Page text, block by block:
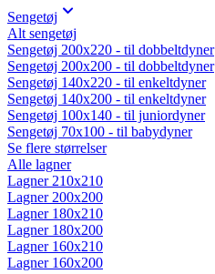
Sengetøj
Alt sengetøj
Sengetøj 200x220 - til dobbeltdyner
Sengetøj 200x200 - til dobbeltdyner
Sengetøj 140x220 - til enkeltdyner
Sengetøj 140x200 - til enkeltdyner
Sengetøj 100x140 - til juniordyner
Sengetøj 70x100 - til babydyner
Se flere størrelser
Alle lagner
Lagner 210x210
Lagner 200x200
Lagner 180x210
Lagner 180x200
Lagner 160x210
Lagner 160x200